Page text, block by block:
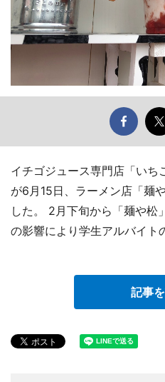
イチゴジュース専門店「いち
が6月15日、ラーメン店「麺
した。 2月下旬から「麺や松
の影響により学生アルバイト
記事